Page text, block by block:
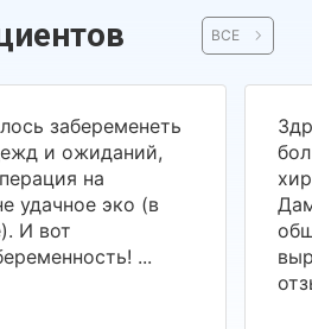
ВСЕ
забеременеть
и ожиданий,
на
удачное эко (в
И вот
...